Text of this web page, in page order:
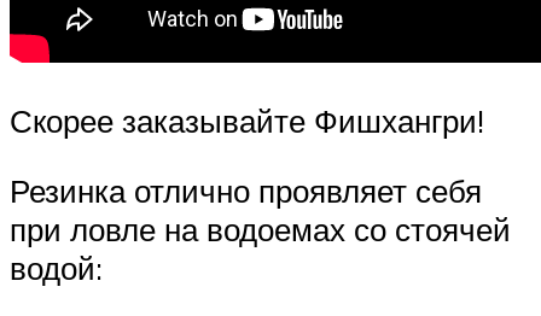
Скорее заказывайте Фишхангри!
Резинка отлично проявляет себя
при ловле на водоемах со стоячей
водой: